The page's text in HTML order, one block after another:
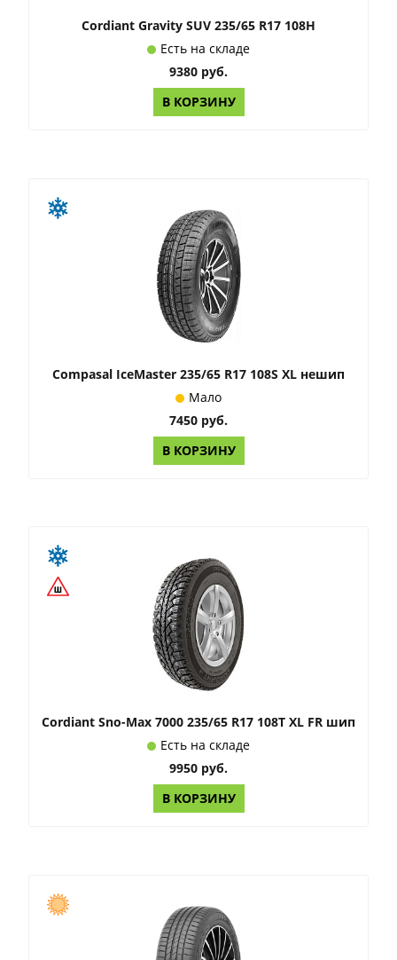
Cordiant Gravity SUV 235/65 R17 108H
Есть на складе
9380 руб.
В КОРЗИНУ
Compasal IceMaster 235/65 R17 108S XL нешип
Мало
7450 руб.
В КОРЗИНУ
Cordiant Sno-Max 7000 235/65 R17 108T XL FR шип
Есть на складе
9950 руб.
В КОРЗИНУ